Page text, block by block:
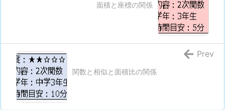
面積と座標の関係
関数と相似と面積比の関係
Prev